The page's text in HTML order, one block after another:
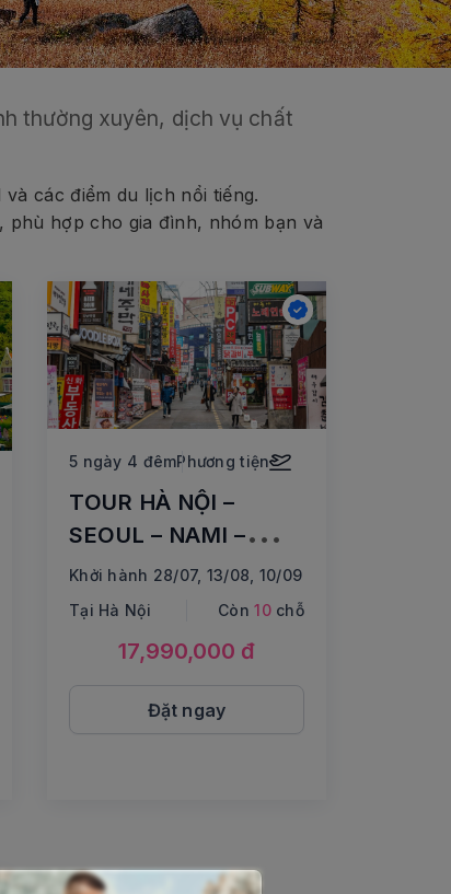
thường xuyên, dịch vụ chất
các điểm du lịch nổi tiếng.
hợp cho gia đình, nhóm bạn và
5 ngày 4 đêmPhương tiện
TOUR HÀ NỘI –
SEOUL – NAMI –
EVERLAND ( Đi tối về
tối)
Khởi hành 28/07, 13/08, 10/09
Tại Hà Nội
Còn10chỗ
17,990,000 đ
Đặt ngay